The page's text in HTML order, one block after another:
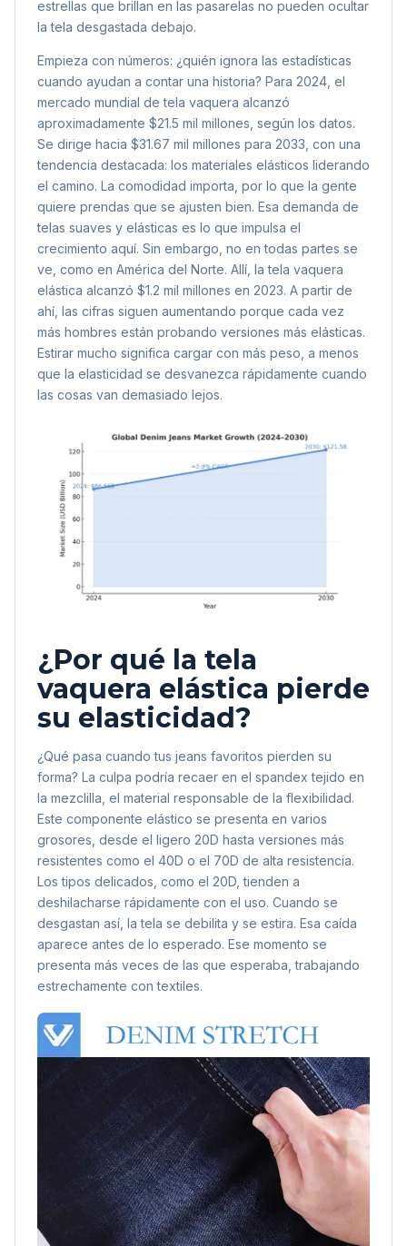
estrellas que brillan en las pasarelas no pueden ocultar
la tela desgastada debajo.
Empieza con números: ¿quién ignora las estadísticas
cuando ayudan a contar una historia? Para 2024, el
mercado mundial de tela vaquera alcanzó
aproximadamente $21.5 mil millones, según los datos.
Se dirige hacia $31.67 mil millones para 2033, con una
tendencia destacada: los materiales elásticos liderando
el camino. La comodidad importa, por lo que la gente
quiere prendas que se ajusten bien. Esa demanda de
telas suaves y elásticas es lo que impulsa el
crecimiento aquí. Sin embargo, no en todas partes se
ve, como en América del Norte. Allí, la tela vaquera
elástica alcanzó $1.2 mil millones en 2023. A partir de
ahí, las cifras siguen aumentando porque cada vez
más hombres están probando versiones más elásticas.
Estirar mucho significa cargar con más peso, a menos
que la elasticidad se desvanezca rápidamente cuando
las cosas van demasiado lejos.
¿Por qué la tela
vaquera elástica pierde
su elasticidad?
¿Qué pasa cuando tus jeans favoritos pierden su
forma? La culpa podría recaer en el spandex tejido en
la mezclilla, el material responsable de la flexibilidad.
Este componente elástico se presenta en varios
grosores, desde el ligero 20D hasta versiones más
resistentes como el 40D o el 70D de alta resistencia.
Los tipos delicados, como el 20D, tienden a
deshilacharse rápidamente con el uso. Cuando se
desgastan así, la tela se debilita y se estira. Esa caída
aparece antes de lo esperado. Ese momento se
presenta más veces de las que esperaba, trabajando
estrechamente con textiles.